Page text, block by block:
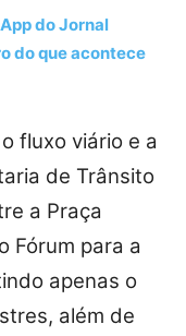
do Jornal
do que acontece
fluxo viário e a
de Trânsito
a Praça
Fórum para a
apenas o
além de